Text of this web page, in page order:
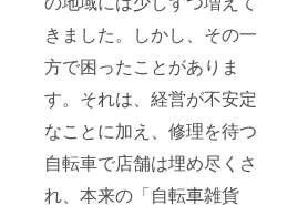
きました。しかし、その一
方で困ったことがありま
す。それは、経営が不安定
なことに加え、修理を待つ
自転車で店舗は埋め尽くさ
れ、本来の「自転車雑貨